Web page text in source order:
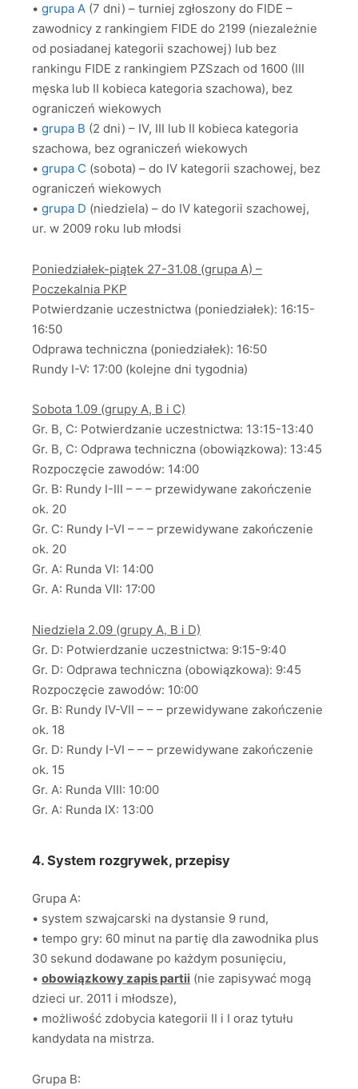
• grupa A (7 dni) – turniej zgłoszony do FIDE –
zawodnicy z rankingiem FIDE do 2199 (niezależnie
od posiadanej kategorii szachowej) lub bez
rankingu FIDE z rankingiem PZSzach od 1600 (III
męska lub II kobieca kategoria szachowa), bez
ograniczeń wiekowych
• grupa B (2 dni) – IV, III lub II kobieca kategoria
szachowa, bez ograniczeń wiekowych
• grupa C (sobota) – do IV kategorii szachowej, bez
ograniczeń wiekowych
• grupa D (niedziela) – do IV kategorii szachowej,
ur. w 2009 roku lub młodsi
Poniedziałek-piątek 27-31.08 (grupa A) –
Poczekalnia PKP
Potwierdzanie uczestnictwa (poniedziałek): 16:15-
16:50
Odprawa techniczna (poniedziałek): 16:50
Rundy I-V: 17:00 (kolejne dni tygodnia)
Sobota 1.09 (grupy A, B i C)
Gr. B, C: Potwierdzanie uczestnictwa: 13:15-13:40
Gr. B, C: Odprawa techniczna (obowiązkowa): 13:45
Rozpoczęcie zawodów: 14:00
Gr. B: Rundy I-III – – – przewidywane zakończenie
ok. 20
Gr. C: Rundy I-VI – – – przewidywane zakończenie
ok. 20
Gr. A: Runda VI: 14:00
Gr. A: Runda VII: 17:00
Niedziela 2.09 (grupy A, B i D)
Gr. D: Potwierdzanie uczestnictwa: 9:15-9:40
Gr. D: Odprawa techniczna (obowiązkowa): 9:45
Rozpoczęcie zawodów: 10:00
Gr. B: Rundy IV-VII – – – przewidywane zakończenie
ok. 18
Gr. D: Rundy I-VI – – – przewidywane zakończenie
ok. 15
Gr. A: Runda VIII: 10:00
Gr. A: Runda IX: 13:00
4. System rozgrywek, przepisy
Grupa A:
• system szwajcarski na dystansie 9 rund,
• tempo gry: 60 minut na partię dla zawodnika plus
30 sekund dodawane po każdym posunięciu,
• obowiązkowy zapis partii (nie zapisywać mogą
dzieci ur. 2011 i młodsze),
• możliwość zdobycia kategorii II i I oraz tytułu
kandydata na mistrza.
Grupa B: